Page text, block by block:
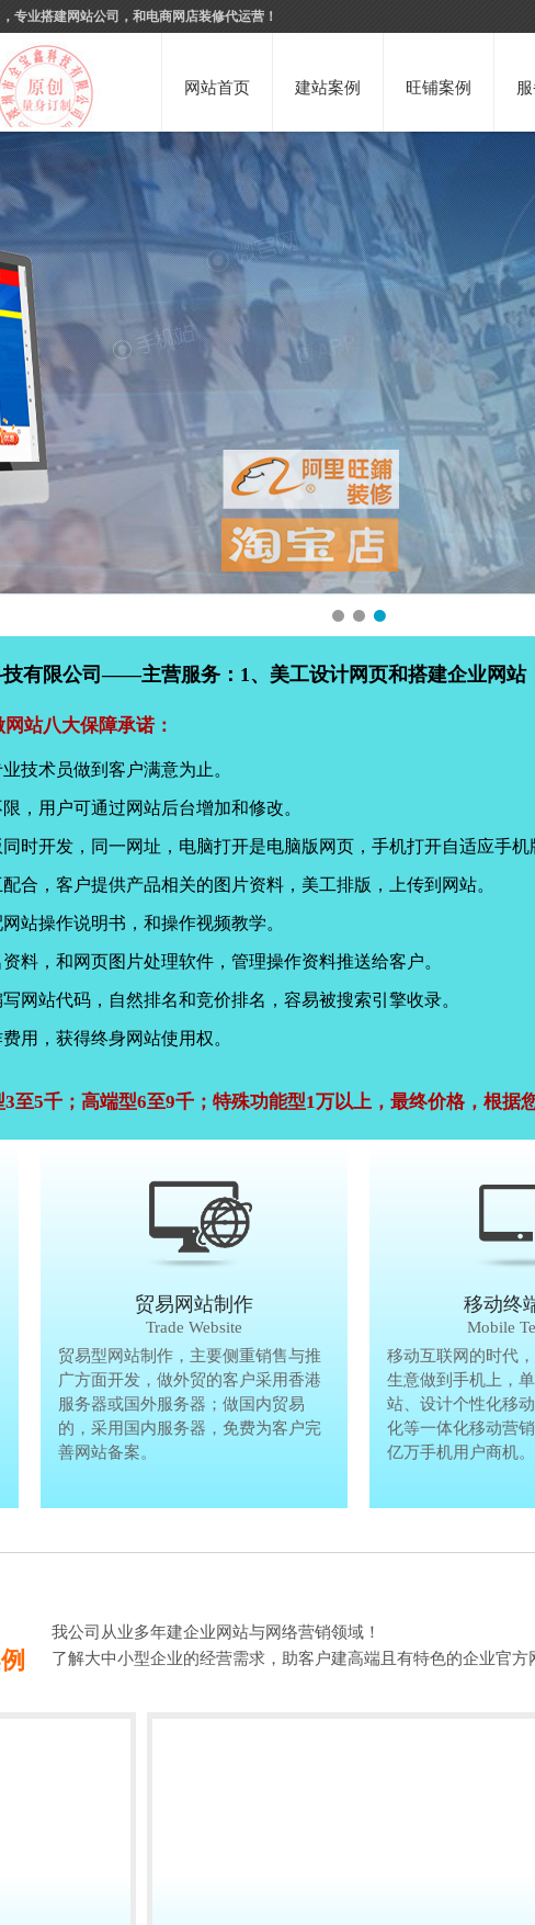
专业搭建网站公司，和电商网店装修代运营！
网站首页 建站案例 旺铺案例
有限公司——主营服务：1、美工设计网页和搭建企业网站
站八大保障承诺：
技术员做到客户满意为止。
，用户可通过网站后台增加和修改。
时开发，同一网址，电脑打开是电脑版网页，手机打开自适应手机
合，客户提供产品相关的图片资料，美工排版，上传到网站。
站操作说明书，和操作视频教学。
料，和网页图片处理软件，管理操作资料推送给客户。
网站代码，自然排名和竞价排名，容易被搜索引擎收录。
用，获得终身网站使用权。
至5千；高端型6至9千；特殊功能型1万以上，最终价格，根据
公司官网建设
Company Website
先和客户有效沟通，了解客户要做网
站的要求，再将理念准确传达给客
户，根据客户要做网站的要求，通过
设计师的精心设计，为客户定制高端
企业网站。
贸易网站制作
Trade Website
贸易型网站制作，主要侧重销售与推
广方面开发，做外贸的客户采用香港
服务器或国外服务器；做国内贸易
的，采用国内服务器，免费为客户完
善网站备案。
贸易网站
Trade
贸易型网站制作，主要
广方面开发，做外贸的
服务器或国外服务器；做
的，采用国内服务器，
善网站备案。
移动终
Mobile
移动互联网的时代
生意做到手机上，
站、设计个性化移
化等一体化移动营
亿万手机用户商机。
我公司从业多年建企业网站与网络营销领域！
了解大中小型企业的经营需求，助客户建高端且有特色的企业官方